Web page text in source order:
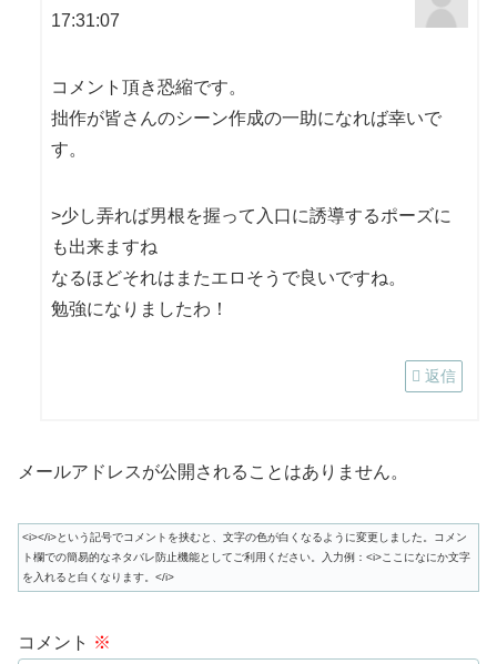
17:31:07
コメント頂き恐縮です。
拙作が皆さんのシーン作成の一助になれば幸いで
す。
>少し弄れば男根を握って入口に誘導するポーズに
も出来ますね
なるほどそれはまたエロそうで良いですね。
勉強になりましたわ！
返信
メールアドレスが公開されることはありません。
<i></i>という記号でコメントを挟むと、文字の色が白くなるように変更しました。コメン
ト欄での簡易的なネタバレ防止機能としてご利用ください。入力例：<i>ここになにか文字
を入れると白くなります。</i>
コメント ※